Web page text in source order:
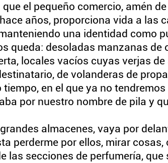
el pequeño comercio, amén
años, proporciona vida a las
una identidad como
queda: desoladas manzanas
locales vacíos cuyas verjas
de volanderas de
en el que ya no
por nuestro nombre de pila y
almacenes, vaya por
perderme por ellos, mirar
las secciones de perfumería,